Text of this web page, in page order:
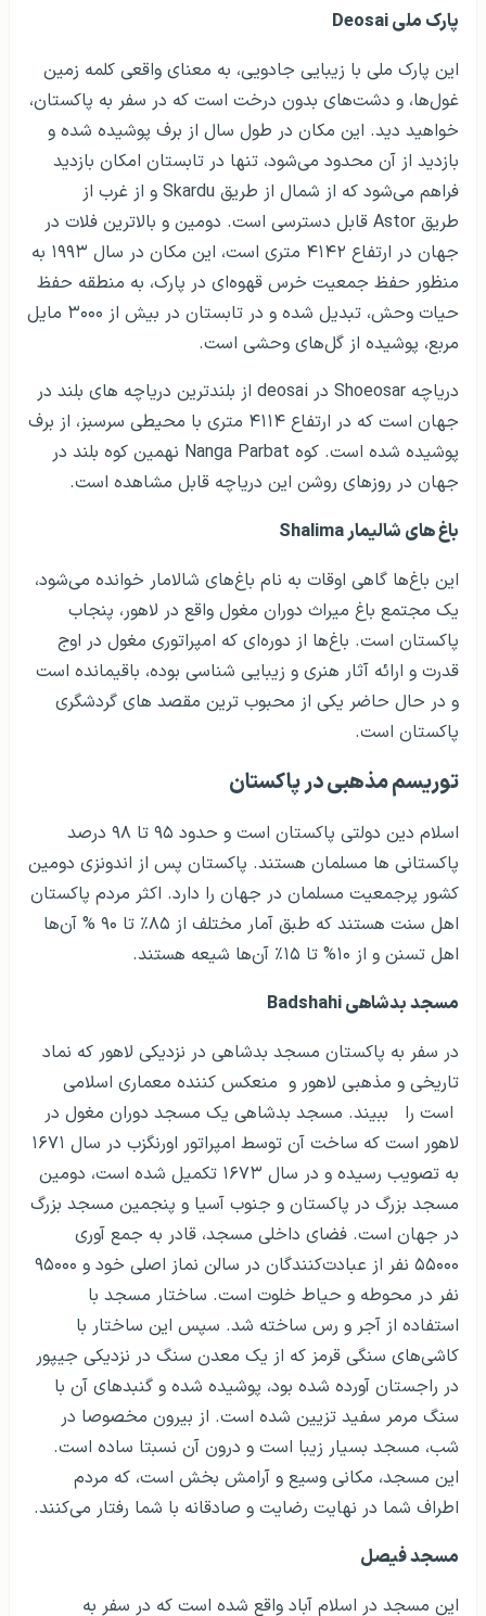
پارک ملی Deosai
این پارک ملی با زیبایی جادویی، به معنای واقعی کلمه زمین
غول‌ها، و دشت‌های بدون درخت است که در سفر به پاکستان،
خواهید دید. این مکان در طول سال از برف پوشیده شده و
بازدید از آن محدود می‌شود، تنها در تابستان امکان بازدید
فراهم می­‌شود که از شمال از طریق Skardu و از غرب از
طریق Astor قابل دسترسی است. دومین و بالاترین فلات در
جهان در ارتفاع ۴۱۴۲ متری است، این مکان در سال ۱۹۹۳ به
منظور حفظ جمعیت خرس قهوه‌ای در پارک، به منطقه حفظ
حیات وحش، تبدیل شده و در تابستان در بیش از ۳۰۰۰ مایل
مربع، پوشیده از گل‌های وحشی است.
دریاچه Shoeosar در deosai از بلندترین دریاچه های بلند در
جهان است که در ارتفاع ۴۱۱۴ متری با محیطی سرسبز، از برف
پوشیده شده است. کوه Nanga Parbat نهمین کوه بلند در
جهان در روزهای روشن این دریاچه قابل مشاهده است.
باغ های شالیمار Shalima
این باغ‌ها گاهی اوقات به نام باغ‌های شالامار خوانده می‌­شود،
یک مجتمع باغ میراث دوران مغول واقع در لاهور، پنجاب
پاکستان است. باغ‌ها از دوره‌ای که امپراتوری مغول در اوج
قدرت و ارائه آثار هنری و زیبایی شناسی بوده، باقیمانده است
و در حال حاضر یکی از محبوب ترین مقصد های گردشگری
پاکستان است.
توریسم مذهبی در پاکستان
اسلام دین دولتی پاکستان است و حدود ۹۵ تا ۹۸ درصد
پاکستانی ها مسلمان هستند. پاکستان پس از اندونزی دومین
کشور پرجمعیت مسلمان در جهان را دارد. اکثر مردم پاکستان
اهل سنت هستند که طبق آمار مختلف از ۸۵٪ تا ۹۰ % آن‌ها
اهل تسنن و از ۱۰% تا ۱۵٪ آن‌ها شیعه هستند.
مسجد بدشاهیBadshahi
در سفر به پاکستان مسجد بدشاهی در نزدیکی لاهور که نماد
تاریخی و مذهبی لاهور و منعکس کننده معماری اسلامی
است را ببیند. مسجد بدشاهی یک مسجد دوران مغول در
لاهور است که ساخت آن توسط امپراتور اورنگزب در سال ۱۶۷۱
به تصویب رسیده و در سال ۱۶۷۳ تکمیل شده است، دومین
مسجد بزرگ در پاکستان و جنوب آسیا و پنجمین مسجد بزرگ
در جهان است. فضای داخلی مسجد، قادر به جمع آوری
۵۵۰۰۰ نفر از عبادت‌کنندگان در سالن نماز اصلی خود و ۹۵۰۰۰
نفر در محوطه و حیاط خلوت است. ساختار مسجد با
استفاده از آجر و رس ساخته شد. سپس این ساختار با
کاشی‌های سنگی قرمز که از یک معدن سنگ در نزدیکی جیپور
در راجستان آورده شده بود، پوشیده شده و گنبدهای آن با
سنگ مرمر سفید تزیین شده است. از بیرون مخصوصا در
شب، مسجد بسیار زیبا است و درون آن نسبتا ساده است.
این مسجد، مکانی وسیع و آرامش بخش است، که مردم
اطراف شما در نهایت رضایت و صادقانه با شما رفتار می­‌کنند.
مسجد فیصل
این مسجد در اسلام آباد واقع شده است که در سفر به